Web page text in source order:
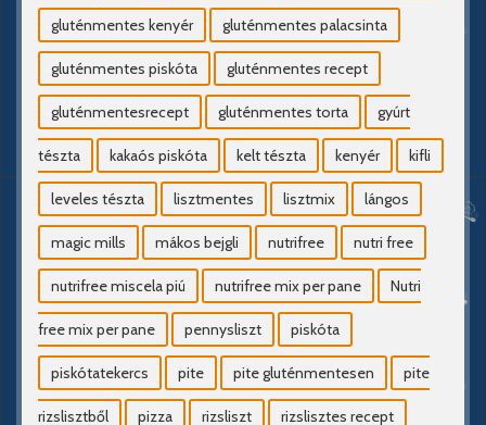
gluténmentes kenyér gluténmentes palacsinta
gluténmentes piskóta gluténmentes recept
gluténmentesrecept gluténmentes torta gyúrt
tészta kakaós piskóta kelt tészta kenyér kifli
leveles tészta lisztmentes lisztmix lángos
magic mills mákos bejgli nutrifree nutri free
nutrifree miscela piú nutrifree mix per pane Nutri
free mix per pane pennysliszt piskóta
piskótatekercs pite pite gluténmentesen pite
rizslisztből pizza rizsliszt rizslisztes recept